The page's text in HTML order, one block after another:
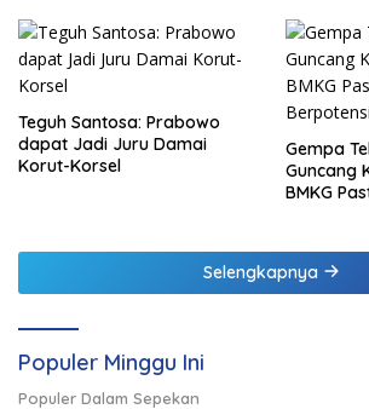
Teguh Santosa: Prabowo
dapat Jadi Juru Damai
Korut-Korsel
Gempa
Guncang
BMKG
Selengkapnya
Populer Minggu Ini
Populer Dalam Sepekan